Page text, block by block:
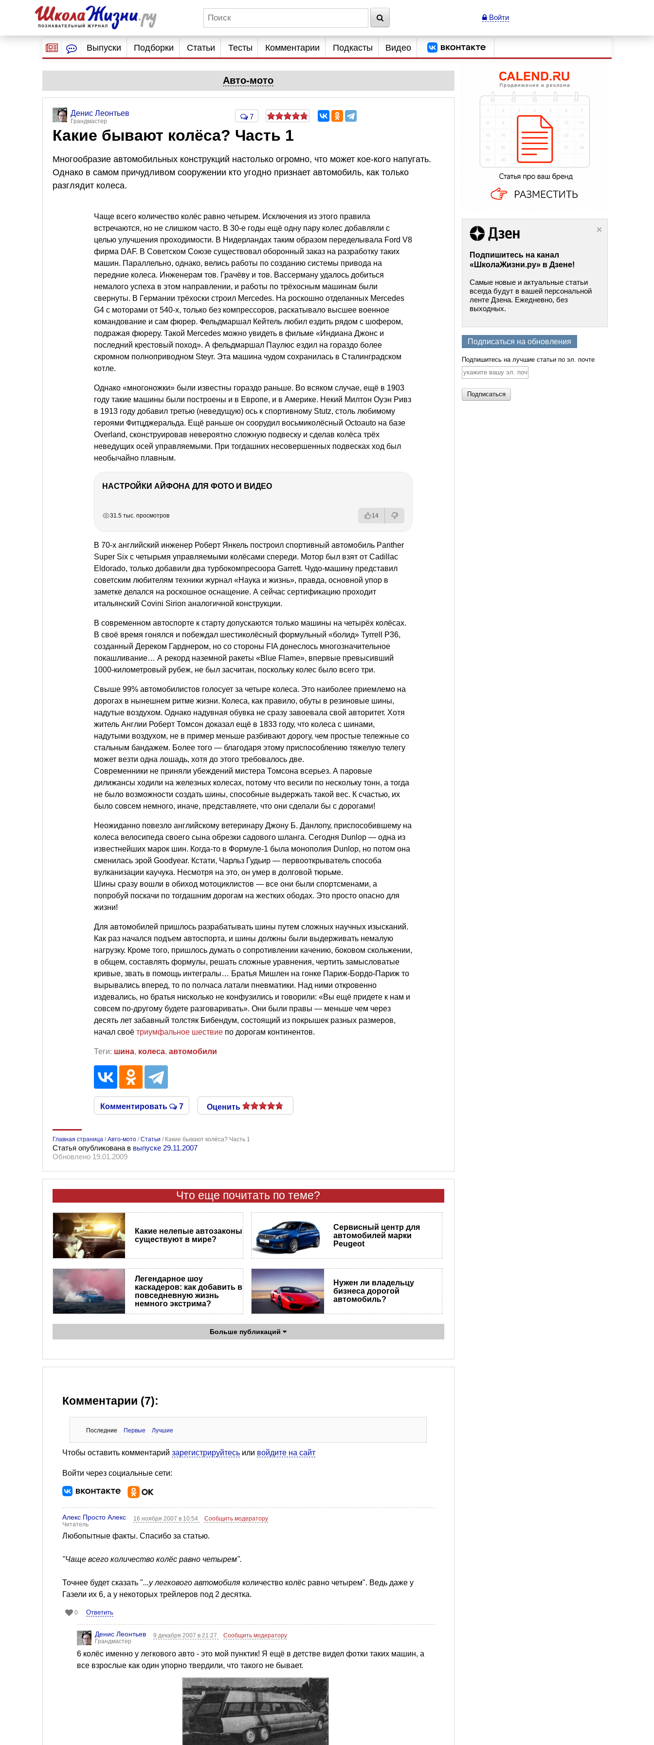
Войти
Выпуски Подборки Статьи Тесты Комментарии Подкасты Видео
Авто-мото
Денис Леонтьев
Грандмастер
7
Какие бывают колёса? Часть 1
Многообразие автомобильных конструкций настолько огромно, что может кое-кого напугать.
Однако в самом причудливом сооружении кто угодно признает автомобиль, как только
разглядит колеса.
Чаще всего количество колёс равно четырем. Исключения из этого правила
встречаются, но не слишком часто. В 30-е годы ещё одну пару колес добавляли с
целью улучшения проходимости. В Нидерландах таким образом переделывала Ford V8
фирма DAF. В Советском Союзе существовал оборонный заказ на разработку таких
машин. Параллельно, однако, велись работы по созданию системы привода на
передние колеса. Инженерам тов. Грачёву и тов. Вассерману удалось добиться
немалого успеха в этом направлении, и работы по трёхосным машинам были
свернуты. В Германии трёхоски строил Mercedes. На роскошно отделанных Mercedes
G4 с моторами от 540-х, только без компрессоров, раскатывало высшее военное
командование и сам фюрер. Фельдмаршал Кейтель любил ездить рядом с шофером,
подражая фюреру. Такой Mercedes можно увидеть в фильме «Индиана Джонс и
последний крестовый поход». А фельдмаршал Паулюс ездил на гораздо более
скромном полноприводном Steyr. Эта машина чудом сохранилась в Сталинградском
котле.
Однако «многоножки» были известны гораздо раньше. Во всяком случае, ещё в 1903
году такие машины были построены и в Европе, и в Америке. Некий Милтон Оуэн Ривз
в 1913 году добавил третью (неведущую) ось к спортивному Stutz, столь любимому
героями Фитцджеральда. Ещё раньше он соорудил восьмиколёсный Octoauto на базе
Overland, сконструировав невероятно сложную подвеску и сделав колёса трёх
неведущих осей управляемыми. При тогдашних несовершенных подвесках ход был
необычайно плавным.
НАСТРОЙКИ АЙФОНА ДЛЯ ФОТО И ВИДЕО
31.5 тыс. просмотров 14
В 70-х английский инженер Роберт Янкель построил спортивный автомобиль Panther
Super Six с четырьмя управляемыми колёсами спереди. Мотор был взят от Cadillac
Eldorado, только добавили два турбокомпресоора Garrett. Чудо-машину представил
советским любителям техники журнал «Наука и жизнь», правда, основной упор в
заметке делался на роскошное оснащение. А сейчас сертификацию проходит
итальянский Covini Sirion аналогичной конструкции.
В современном автоспорте к старту допускаются только машины на четырёх колёсах.
В своё время гонялся и побеждал шестиколёсный формульный «болид» Tyrrell P36,
созданный Дереком Гарднером, но со стороны FIA донеслось многозначительное
покашливание… А рекорд наземной ракеты «Blue Flame», впервые превысивший
1000-километровый рубеж, не был засчитан, поскольку колес было всего три.
Свыше 99% автомобилистов голосует за четыре колеса. Это наиболее приемлемо на
дорогах в нынешнем ритме жизни. Колеса, как правило, обуты в резиновые шины,
надутые воздухом. Однако надувная обувка не сразу завоевала свой авторитет. Хотя
житель Англии Роберт Томсон доказал ещё в 1833 году, что колеса с шинами,
надутыми воздухом, не в пример меньше разбивают дорогу, чем простые тележные со
стальным бандажем. Более того — благодаря этому приспособлению тяжелую телегу
может везти одна лошадь, хотя до этого требовалось две.
Современники не приняли убеждений мистера Томсона всерьез. А паровые
дилижансы ходили на железных колесах, потому что весили по нескольку тонн, а тогда
не было возможности создать шины, способные выдержать такой вес. К счастью, их
было совсем немного, иначе, представляете, что они сделали бы с дорогами!
Неожиданно повезло английскому ветеринару Джону Б. Данлопу, приспособившему на
колеса велосипеда своего сына обрезки садового шланга. Сегодня Dunlop — одна из
известнейших марок шин. Когда-то в Формуле-1 была монополия Dunlop, но потом она
сменилась эрой Goodyear. Кстати, Чарльз Гудьир — первооткрыватель способа
вулканизации каучука. Несмотря на это, он умер в долговой тюрьме.
Шины сразу вошли в обиход мотоциклистов — все они были спортсменами, а
попробуй поскачи по тогдашним дорогам на жестких ободах. Это просто опасно для
жизни!
Для автомобилей пришлось разрабатывать шины путем сложных научных изысканий.
Как раз начался подъем автоспорта, и шины должны были выдерживать немалую
нагрузку. Кроме того, пришлось думать о сопротивлении качению, боковом скольжении,
в общем, составлять формулы, решать сложные уравнения, чертить замысловатые
кривые, звать в помощь интегралы… Братья Мишлен на гонке Париж-Бордо-Париж то
вырывались вперед, то по полчаса латали пневматики. Над ними откровенно
издевались, но братья нисколько не конфузились и говорили: «Вы ещё придете к нам и
совсем по-другому будете разговаривать». Они были правы — меньше чем через
десять лет забавный толстяк Бибендум, состоящий из покрышек разных размеров,
начал своё триумфальное шествие по дорогам континентов.
Теги: шина, колеса, автомобили
Комментировать 7 Оценить
Главная страница /Авто-мото /Статьи / Какие бывают колёса? Часть 1
Статья опубликована в выпуске 29.11.2007
Обновлено 19.01.2009
Что еще почитать по теме?
​Какие нелепые автозаконы
существуют в мире?
Сервисный центр для
автомобилей марки
Peugeot
Легендарное шоу
каскадеров: как добавить в
повседневную жизнь
немного экстрима?
Нужен ли владельцу
бизнеса дорогой
автомобиль?
Больше публикаций
Комментарии (7):
Последние Первые Лучшие
Чтобы оставить комментарий зарегистрируйтесь или войдите на сайт
Войти через социальные сети:
Алекс Просто Алекс
Читатель
16 ноября 2007 в 10:54 Сообщить модератору
Любопытные факты. Спасибо за статью.
"Чаще всего количество колёс равно четырем".
Точнее будет сказать "...у легкового автомобиля количество колёс равно четырем". Ведь даже у
Газели их 6, а у некоторых трейлеров под 2 десятка.
0 Ответить
Денис Леонтьев
Грандмастер
9 декабря 2007 в 21:27 Сообщить модератору
6 колёс именно у легкового авто - это мой пунктик! Я ещё в детстве видел фотки таких машин, а
все взрослые как один упорно твердили, что такого не бывает.
Подпишитесь на канал
«ШколаЖизни.ру» в Дзене!
Самые новые и актуальные статьи
всегда будут в вашей персональной
ленте Дзена. Ежедневно, без
выходных.
Подписаться на обновления
Подпишитесь на лучшие статьи по эл. почте